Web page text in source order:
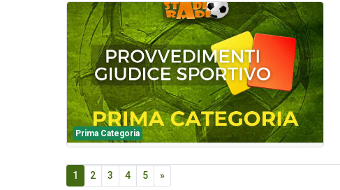
Prima Categoria
1 2 3 4 5 »